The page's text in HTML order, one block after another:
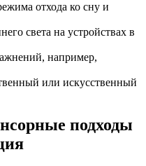
отхода ко сну и
света на устройствах в
например,
или искусственный
подходы